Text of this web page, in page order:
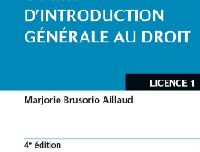
Cours de droit commercial
Iony Randrianirina